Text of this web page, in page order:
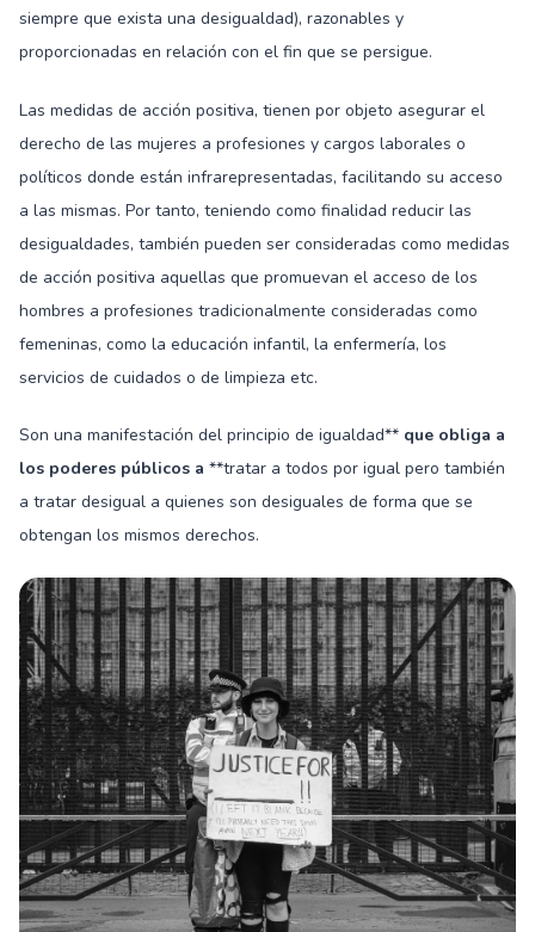
siempre que exista una desigualdad), razonables y
proporcionadas en relación con el fin que se persigue.
Las medidas de acción positiva, tienen por objeto asegurar el
derecho de las mujeres a profesiones y cargos laborales o
políticos donde están infrarepresentadas, facilitando su acceso
a las mismas. Por tanto, teniendo como finalidad reducir las
desigualdades, también pueden ser consideradas como medidas
de acción positiva aquellas que promuevan el acceso de los
hombres a profesiones tradicionalmente consideradas como
femeninas, como la educación infantil, la enfermería, los
servicios de cuidados o de limpieza etc.
Son una manifestación del principio de igualdad** que obliga a
los poderes públicos a **tratar a todos por igual pero también
a tratar desigual a quienes son desiguales de forma que se
obtengan los mismos derechos.